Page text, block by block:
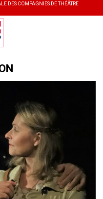
DES COMPAGNIES DE THÉÂTRE